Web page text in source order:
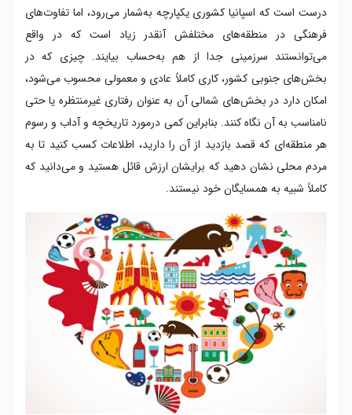
تاپاس
مراقب گرما باشید
درست است که اسپانیا کشوری یکپارچه به‌شمار می‌رود، اما تفاوت‌های
فرهنگی در منطقه‌های مختلفش آنقدر زیاد است که در واقع
می‌توانستند سرزمینی جدا از هم به‌حساب بیایند. چیزی که در
بخش‌های جنوبی کشور، کاری کاملاً عادی و معمولی محسوب می‌شود،
امکان دارد در بخش‌های شمالی آن به عنوان رفتاری غیرمنتظره یا حتی
نامناسب به آن نگاه کنند. بنابراین کمی درمورد تاریخچه و آداب و رسوم
هر منطقه‌ای که قصد بازدید از آن را دارید، اطلاعات کسب کنید تا به
مردم محلی نشان دهید که برایشان ارزش قائل هستید و می‌دانید که
کاملاً شبیه به همسایگان خود نیستند.